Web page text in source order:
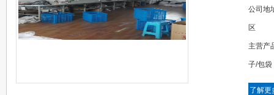
公司地
区
主营产
子/包袋
了解更